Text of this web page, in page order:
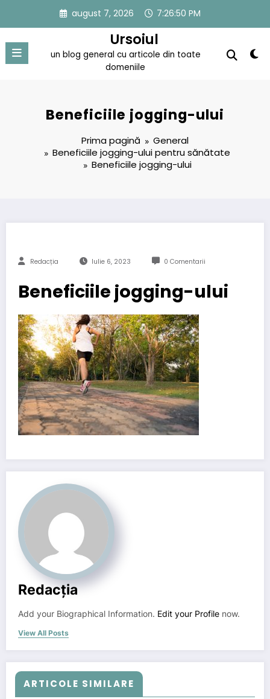
conținut
august 7, 2026 7:26:50 PM
Ursoiul
un blog general cu articole din toate
domeniile
Beneficiile jogging-ului
Prima pagină
General
Beneficiile jogging-ului pentru sănătate
Beneficiile jogging-ului
Redacția Iulie 6, 2023 0 Comentarii
Beneficiile jogging-ului
Redacția
Add your Biographical Information. Edit your Profile now.
View All Posts
ARTICOLE SIMILARE